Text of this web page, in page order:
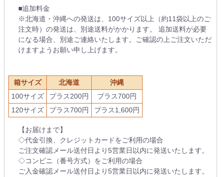
■追加料金
※北海道・沖縄への発送は、100サイズ以上（約11袋以上のご
注文時）の発送は、別途送料がかかります。 追加送料が必要
になる場合、別途ご連絡いたします。ご確認の上ご注文いただ
けますようお願い申し上げます。
箱サイズ 北海道
沖縄
100サイズ
プラス200円
プラス700円
120サイズ
プラス700円 プラス1,600円
【お届けまで】
◇代金引換、クレジットカードをご利用の場合
ご注文確認メール送付日より5営業日以内に発送いたします。
◇コンビニ（番号方式）をご利用の場合
ご入金確認メール送付日より5営業日以内に発送いたします。